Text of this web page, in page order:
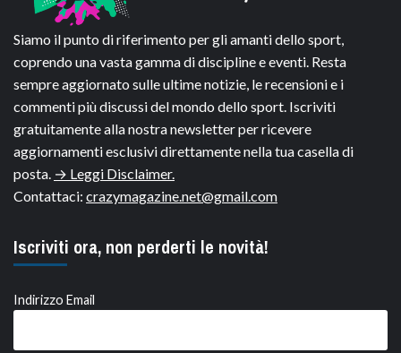
Siamo il punto di riferimento per gli amanti dello sport,
coprendo una vasta gamma di discipline e eventi. Resta
sempre aggiornato sulle ultime notizie, le recensioni e i
commenti più discussi del mondo dello sport. Iscriviti
gratuitamente alla nostra newsletter per ricevere
aggiornamenti esclusivi direttamente nella tua casella di
posta. → Leggi Disclaimer.
Contattaci: crazymagazine.net@gmail.com
Iscriviti ora, non perderti le novità!
Indirizzo Email